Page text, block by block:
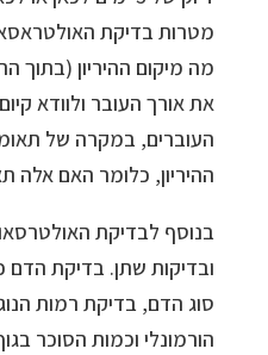
מטרות בדיקת
מה מיקום ההיריון (בתוך
את אורך העובר ולוודא
העוברים, במקרה של
ההיריון, כלומר האם אלה
בנוסף לבדיקת
ובדיקות שתן. בדיקת
סוג הדם, בדיקת רמות
הורמונלי וכמות הסוכר